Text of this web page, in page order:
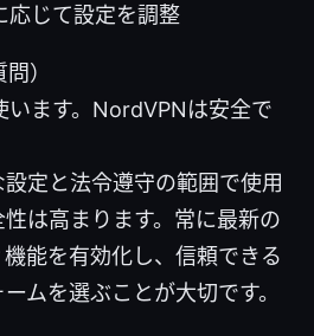
応じて設定を調整
）
います。NordVPNは安全で
定と法令遵守の範囲で使用
は高まります。常に最新の
能を有効化し、信頼できる
ムを選ぶことが大切です。